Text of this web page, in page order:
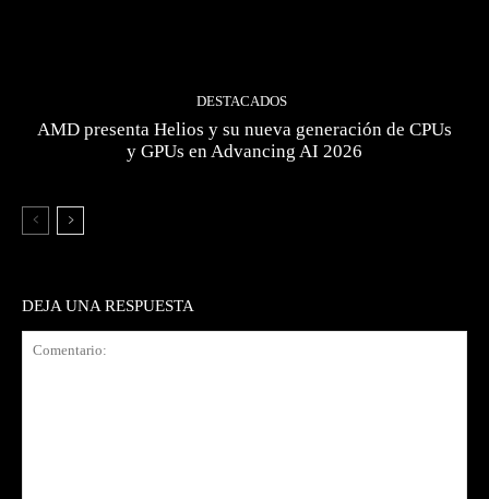
DESTACADOS
AMD presenta Helios y su nueva generación de CPUs
y GPUs en Advancing AI 2026
DEJA UNA RESPUESTA